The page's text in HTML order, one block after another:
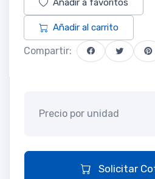
Añadir a favoritos
Añadir al carrito
Compartir:
Precio por unidad
Solicitar